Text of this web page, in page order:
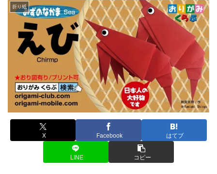
折り紙
X Facebook はてブ
LINE コピー